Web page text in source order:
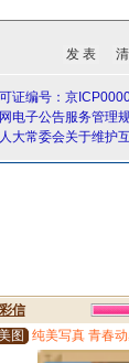
证编号：京
电子公告服务管理规
大常委会关于维护